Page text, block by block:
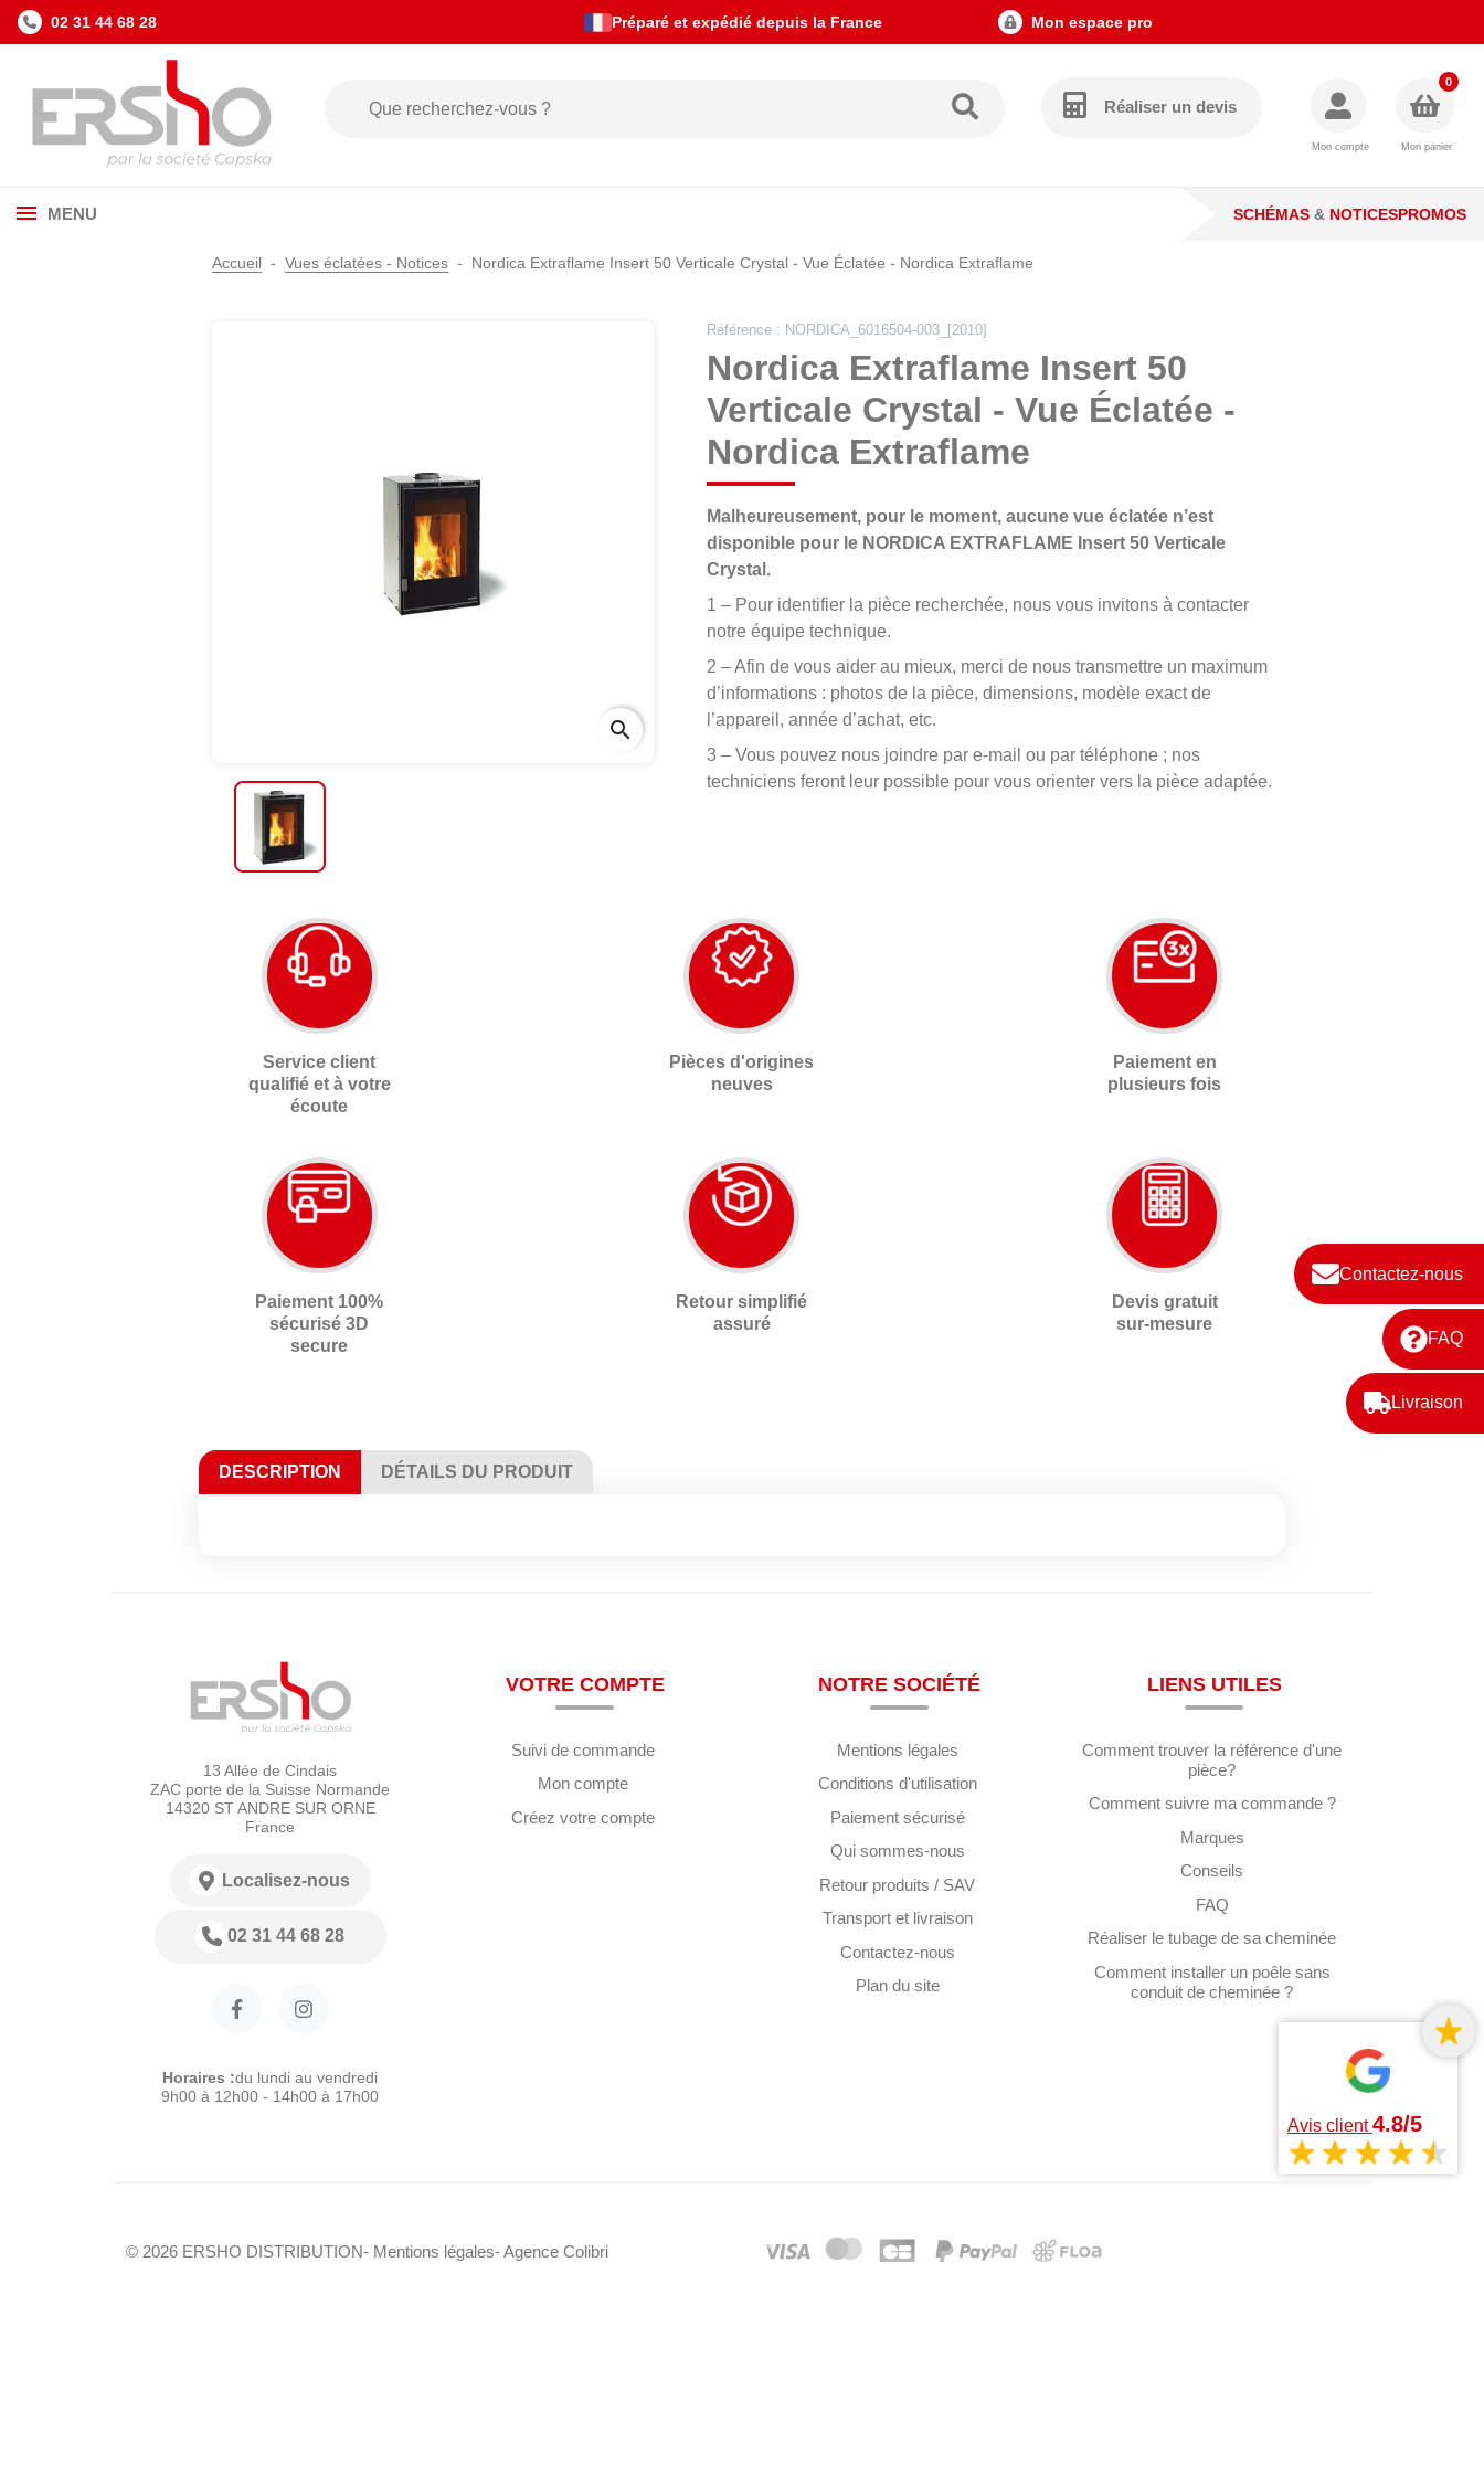
Avis client4.8/5
02 31 44 68 28 Actualités de livraison Mon espace pro
Réaliser un devis
Mon compte Mon panier
0
Contactez-nous
FAQ
Livraison
MENU SCHÉMAS & NOTICESPROMOS
Accueil Vues éclatées - Notices Nordica Extraflame Insert 50 Verticale Crystal - Vue Éclatée - Nordica Extraflame
search
Référence : NORDICA_6016504-003_[2010]
Nordica Extraflame Insert 50
Verticale Crystal - Vue Éclatée -
Nordica Extraflame
Malheureusement, pour le moment, aucune vue éclatée n’est
disponible pour le NORDICA EXTRAFLAME Insert 50 Verticale
Crystal.
1 – Pour identifier la pièce recherchée, nous vous invitons à contacter
notre équipe technique.
2 – Afin de vous aider au mieux, merci de nous transmettre un maximum
d’informations : photos de la pièce, dimensions, modèle exact de
l’appareil, année d’achat, etc.
3 – Vous pouvez nous joindre par e-mail ou par téléphone ; nos
techniciens feront leur possible pour vous orienter vers la pièce adaptée.
Service client
qualifié et à votre
écoute
Pièces d'origines
neuves
Paiement en
plusieurs fois
Paiement 100%
sécurisé 3D
secure
Retour simplifié
assuré
Devis gratuit
sur-mesure
DESCRIPTION DÉTAILS DU PRODUIT
13 Allée de Cindais
ZAC porte de la Suisse Normande
14320 ST ANDRE SUR ORNE
France
Localisez-nous
02 31 44 68 28
Horaires :du lundi au vendredi
9h00 à 12h00 - 14h00 à 17h00
VOTRE COMPTE
Suivi de commande
Mon compte
Créez votre compte
NOTRE SOCIÉTÉ
Mentions légales
Conditions d'utilisation
Paiement sécurisé
Qui sommes-nous
Retour produits / SAV
Transport et livraison
Contactez-nous
Plan du site
LIENS UTILES
Comment trouver la référence d'une
pièce?
Comment suivre ma commande ?
Marques
Conseils
FAQ
Réaliser le tubage de sa cheminée
Comment installer un poêle sans
conduit de cheminée ?
© 2026 ERSHO DISTRIBUTION- Mentions légales- Agence Colibri